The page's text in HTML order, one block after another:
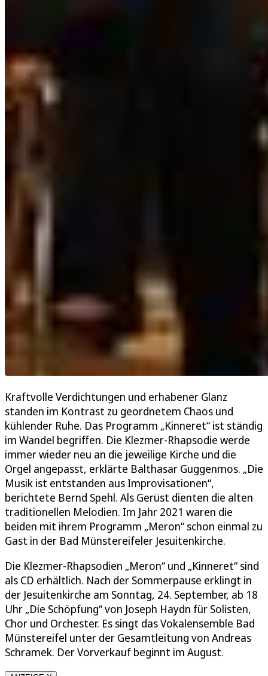
Kraftvolle Verdichtungen und erhabener Glanz
standen im Kontrast zu geordnetem Chaos und
kühlender Ruhe. Das Programm „Kinneret“ ist ständig
im Wandel begriffen. Die Klezmer-Rhapsodie werde
immer wieder neu an die jeweilige Kirche und die
Orgel angepasst, erklärte Balthasar Guggenmos. „Die
Musik ist entstanden aus Improvisationen“,
berichtete Bernd Spehl. Als Gerüst dienten die alten
traditionellen Melodien. Im Jahr 2021 waren die
beiden mit ihrem Programm „Meron“ schon einmal zu
Gast in der Bad Münstereifeler Jesuitenkirche.
Die Klezmer-Rhapsodien „Meron“ und „Kinneret“ sind
als CD erhältlich. Nach der Sommerpause erklingt in
der Jesuitenkirche am Sonntag, 24. September, ab 18
Uhr „Die Schöpfung“ von Joseph Haydn für Solisten,
Chor und Orchester. Es singt das Vokalensemble Bad
Münstereifel unter der Gesamtleitung von Andreas
Schramek. Der Vorverkauf beginnt im August.